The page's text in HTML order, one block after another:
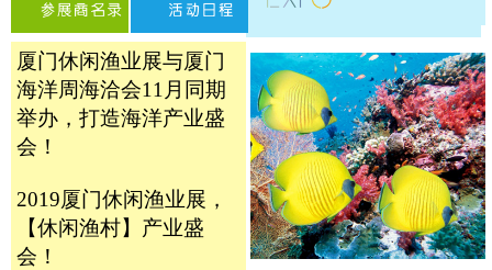
厦门休闲渔业展与厦门
海洋周海洽会11月同期
举办，打造海洋产业盛
会！
2019厦门休闲渔业展，
【休闲渔村】产业盛
会！